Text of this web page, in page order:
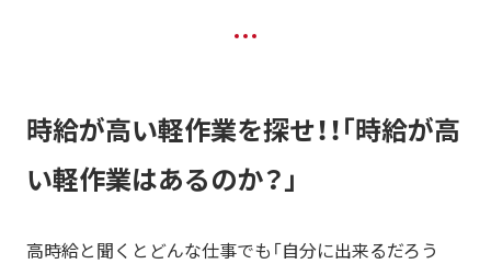
◇自分に向いているのか？
◇「軽作業」おすすめの派遣会社◇＜PR＞
時給が高い軽作業を探せ！！｢時給が高
い軽作業はあるのか？｣
高時給と聞くとどんな仕事でも「自分に出来るだろう